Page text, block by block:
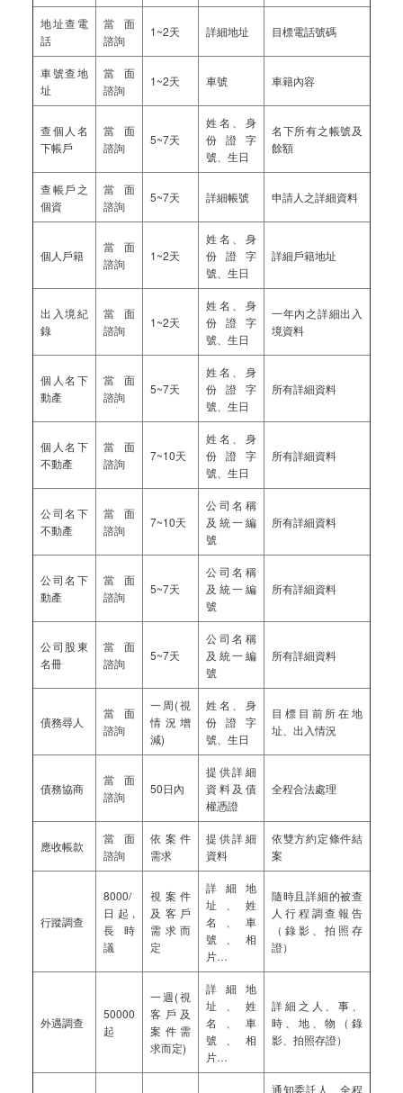
地址查電
話
當面
諮詢
1~2天 詳細地址 目標電話號碼
車號查地
址
當面
諮詢
1~2天 車號 車籍內容
查個人名
下帳戶
當面
諮詢
5~7天
姓名、身
份證字
號、生日
名下所有之帳號及
餘額
查帳戶之
個資
當面
諮詢
5~7天 詳細帳號 申請人之詳細資料
個人戶籍
當面
諮詢
1~2天
姓名、身
份證字
號、生日
詳細戶籍地址
出入境紀
錄
當面
諮詢
1~2天
姓名、身
份證字
號、生日
一年內之詳細出入
境資料
個人名下
動產
當面
諮詢
5~7天
姓名、身
份證字
號、生日
所有詳細資料
個人名下
不動產
當面
諮詢
7~10天
姓名、身
份證字
號、生日
所有詳細資料
公司名下
不動產
當面
諮詢
7~10天
公司名稱
及統一編
號
所有詳細資料
公司名下
動產
當面
諮詢
5~7天
公司名稱
及統一編
號
所有詳細資料
公司股東
名冊
當面
諮詢
5~7天
公司名稱
及統一編
號
所有詳細資料
債務尋人
當面
諮詢
一周(視
情況增
減)
姓名、身
份證字
號、生日
目標目前所在地
址、出入情況
債務協商
當面
諮詢
50日內
提供詳細
資料及債
權憑證
全程合法處理
應收帳款
當面
諮詢
依案件
需求
提供詳細
資料
依雙方約定條件結
案
行蹤調查
8000/
日起,
長時
議
視案件
及客戶
需求而
定
詳細地
址、姓
名、車
號、相
片…
隨時且詳細的被查
人行程調查報告
（錄影、拍照存
證）
外遇調查
50000
起
一週(視
客戶及
案件需
求而定)
詳細地
址、姓
名、車
號、相
片…
詳細之人、事、
時、地、物（錄
影、拍照存證）
通知委託人、全程